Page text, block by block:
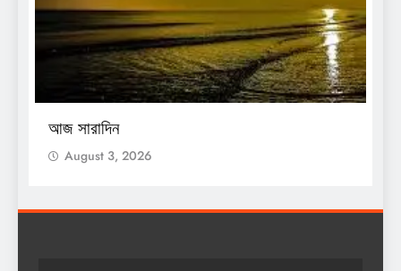
আজ সারাদিন
August 3, 2026